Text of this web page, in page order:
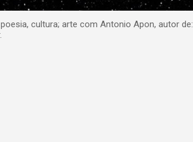
cultura; arte com Antonio Apon, autor de: